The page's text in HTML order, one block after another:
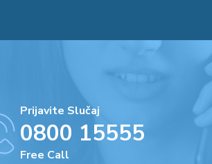
Prijavite Slučaj
0800 15555
Free Call